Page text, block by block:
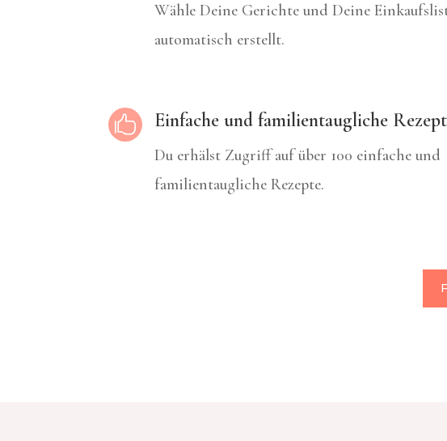
Wähle Deine Gerichte und Deine
automatisch erstellt.
 Einfache und familientaugliche
Du erhälst Zugriff auf über 100 einfache und
familientaugliche Rezepte.